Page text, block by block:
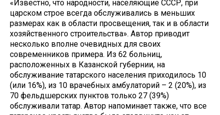
«Известно, что народности, населяющие СССР, при
царском строе всегда обслуживались в меньших
размерах как в области просвещения, так и в области
хозяйственного строительства». Автор приводит
несколько вполне очевидных для своих
современников примера. Из 62 больниц,
расположенных в Казанской губернии, на
обслуживание татарского населения приходилось 10
(или 16%), из 10 врачебных амбулаторий – 2 (20%), из
70 фельдшерских пунктов только 27 (39%)
обслуживали татар. Автор напоминает также, что все